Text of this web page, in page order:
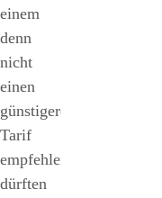
einem
denn
nicht
einen
günstigeren
Tarif
empfehlen
dürften